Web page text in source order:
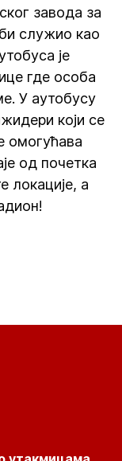
завода за
служио као
је
где особа
У аутобусу
који се
омогућава
од почетка
локације, а